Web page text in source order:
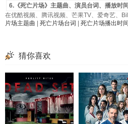
6.《死亡片场》主题曲、演员台词、播放时
在优酷视频、腾讯视频、芒果TV、爱奇艺、
片场主题曲
死亡片场台词 死亡片场播出时间
猜你喜欢